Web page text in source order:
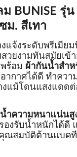
ม BUNISE รุ่
ม. สีเทา
งแจ้งระดับพรีเมีย
วยงามทันสมัยเข้
ร้อม ผ้ากันน้ำสำ
ากาศได้ดี ทำควา
แม้โดนแสงแดดต่
ำความหนาแน่นสู
องรับน้ำหนักได้ดี
ณสมบัติต้านแบคที